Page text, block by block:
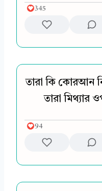
345
তারা কি কোরআন
তারা মিথ্যার
94